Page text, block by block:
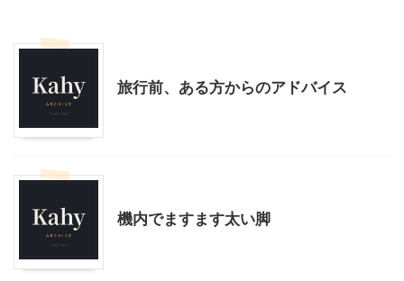
旅行前、ある方からのアドバイス
機内でますます太い脚